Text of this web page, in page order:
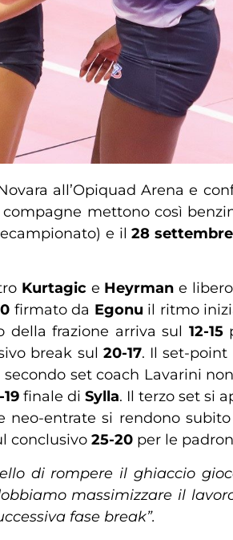
all’Opiquad Arena e
mettono così
e il28 settembre
Kurtagic e Heyrmane
firmato da Egonu il ritmo
della frazione arriva sul 12-15
break sul 20-17. Il set-point
secondo set coach Lavarini
finale di Sylla. Il terzo set si
neo-entrate si rendono
conclusivo 25-20 per le
di rompere il ghiaccio
massimizzare il
fase break”.